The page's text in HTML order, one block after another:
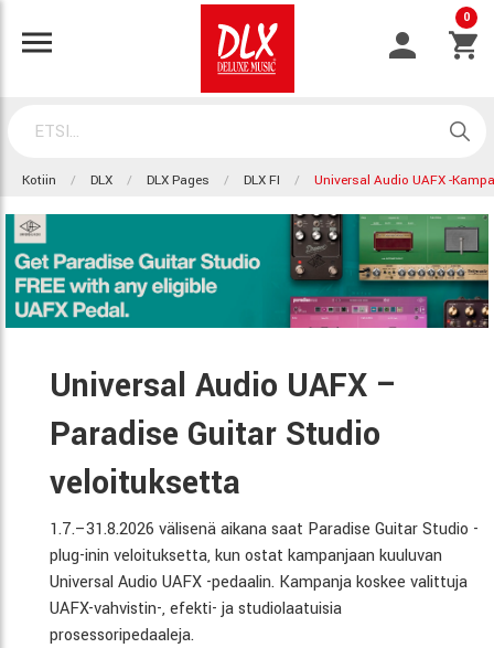
0
Kotiin DLX DLX Pages DLX FI Universal Audio UAFX -
Universal Audio UAFX –
Paradise Guitar Studio
veloituksetta
1.7.–31.8.2026 välisenä aikana saat Paradise Guitar Studio -
plug-inin veloituksetta, kun ostat kampanjaan kuuluvan
Universal Audio UAFX -pedaalin. Kampanja koskee valittuja
UAFX-vahvistin-, efekti- ja studiolaatuisia
prosessoripedaaleja.